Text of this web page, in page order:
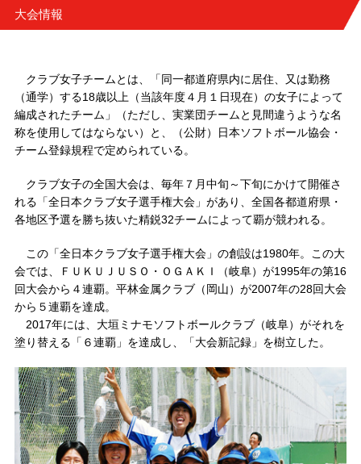
大会情報
クラブ女子チームとは、「同一都道府県内に居住、又は勤務
（通学）する18歳以上（当該年度４月１日現在）の女子によって
編成されたチーム」（ただし、実業団チームと見間違うような名
称を使用してはならない）と、（公財）日本ソフトボール協会・
チーム登録規程で定められている。
クラブ女子の全国大会は、毎年７月中旬～下旬にかけて開催さ
れる「全日本クラブ女子選手権大会」があり、全国各都道府県・
各地区予選を勝ち抜いた精鋭32チームによって覇が競われる。
この「全日本クラブ女子選手権大会」の創設は1980年。この大
会では、ＦＵＫＵＪＵＳＯ・ＯＧＡＫＩ（岐阜）が1995年の第16
回大会から４連覇。平林金属クラブ（岡山）が2007年の28回大会
から５連覇を達成。
2017年には、大垣ミナモソフトボールクラブ（岐阜）がそれを
塗り替える「６連覇」を達成し、「大会新記録」を樹立した。